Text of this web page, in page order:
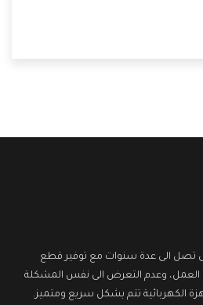
والخصومات التى تسهل على
تصل الى عدة سنوات مع توفير قطع
العمل، وعدم التعرض الى نفس المشكلة
الكهربائية تتم بشكل سريع ومتميز.